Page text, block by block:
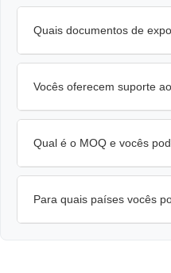
Quais documentos de
Vocês oferecem suporte
Qual é o MOQ e vocês
Para quais países vocês